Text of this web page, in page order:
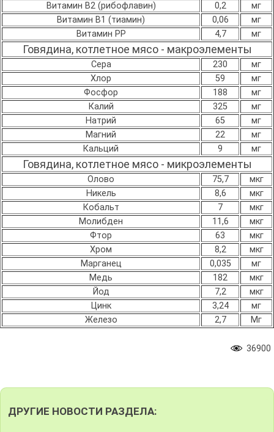
Витамин B2 (рибофлавин)
0,2
мг
Витамин B1 (тиамин)
0,06
мг
Витамин PP
4,7 мг
Говядина, котлетное мясо - макроэлементы
Сера 230
мг
Хлор
59
мг
Фосфор
188
мг
Калий
325
мг
Натрий
65
мг
Магний
22
мг
Кальций
9 мг
Говядина, котлетное мясо - микроэлементы
Олово 75,7
мкг
Никель
8,6
мкг
Кобальт
7
мкг
Молибден
11,6
мкг
Фтор
63
мкг
Хром
8,2
мкг
Марганец
0,035
мг
Медь
182
мкг
Йод
7,2
мкг
Цинк
3,24
мг
Железо
2,7 Мг
36900
ДРУГИЕ НОВОСТИ РАЗДЕЛА: